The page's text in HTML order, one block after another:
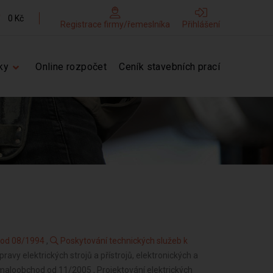
0 Kč
Registrace firmy/řemeslníka Přihlášení
Online rozpočet Ceník stavebních prací
08/1994 ,
Poskytování technických služeb k
elektrických strojů a přístrojů, elektronických a
od 11/2005 , Projektování elektrických